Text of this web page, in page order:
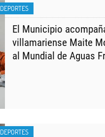
DEPORTES
El Municipio
villamariense Maite
al Mundial de Aguas
DEPORTES